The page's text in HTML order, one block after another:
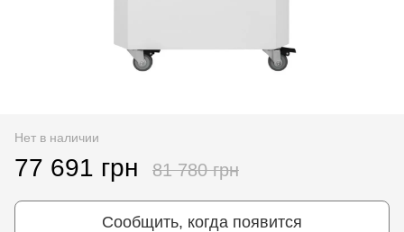
Нет в наличии
77 691 грн 81 780 грн
Сообщить, когда появится